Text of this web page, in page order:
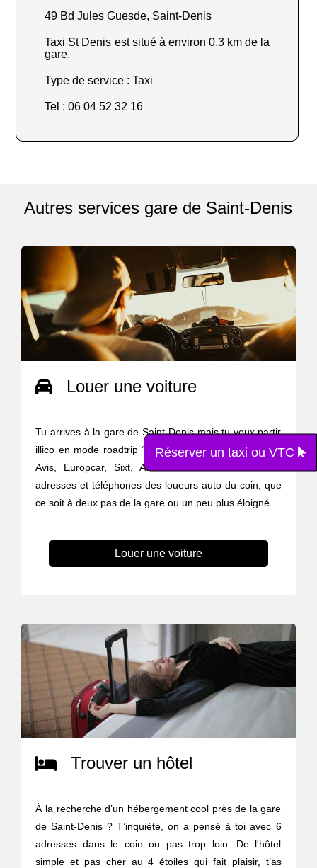
49 Bd Jules Guesde, Saint-Denis
Taxi St Denis est situé à environ 0.3 km de la
gare.
Type de service : Taxi
Tel : 06 04 52 32 16
Autres services gare de Saint-Denis
Louer une voiture
Tu arrives à la gare de Saint-Denis mais tu veux partir
illico en mode roadtrip ? Zéro stress on est là. Hertz,
Avis, Europcar, Sixt, Ada ... on t’a rassemblé les
adresses et téléphones des loueurs auto du coin, que
ce soit à deux pas de la gare ou un peu plus éloigné.
Louer une voiture
Trouver un hôtel
À la recherche d’un hébergement cool près de la gare
de Saint-Denis ? T’inquiète, on a pensé à toi avec 6
adresses dans le coin ou pas trop loin. De l'hôtel
simple et pas cher au 4 étoiles qui fait plaisir, t’as
Réserver un taxi ou VTC